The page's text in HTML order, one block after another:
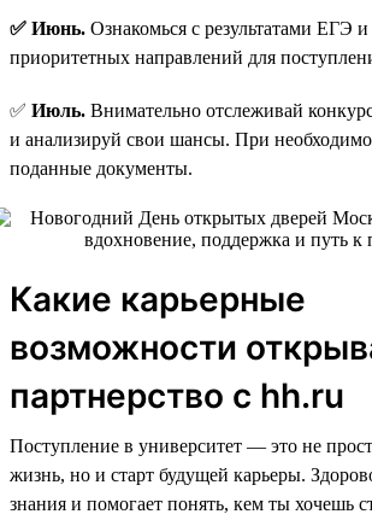
✅ Июнь. Ознакомься с результатами ЕГЭ и
приоритетных направлений для
✅ Июль. Внимательно отслеживай
и анализируй свои шансы. При
поданные документы.
Какие карьерные
возможности
партнерство с hh.ru
Поступление в университет — это не
жизнь, но и старт будущей карьеры.
знания и помогает понять, кем ты хочешь